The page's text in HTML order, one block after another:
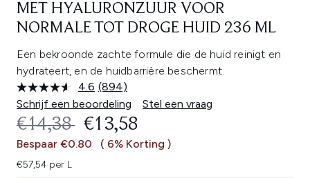
MET HYALURONZUUR VOOR
NORMALE TOT DROGE HUID 236 ML
Een bekroonde zachte formule die de huid reinigt en
hydrateert, en de huidbarrière beschermt.
4.6 Lees
894
beoordelingen.
Dezelfde
paginalink.
(894)
Schrijf een beoordeling
Stel een vraag
RECOMMENDED RETAIL PRICE:
€14,38 HUIDIGE PRIJS:
€13,58
Bespaar €0.80 ( 6% Korting )
€57,54 per L